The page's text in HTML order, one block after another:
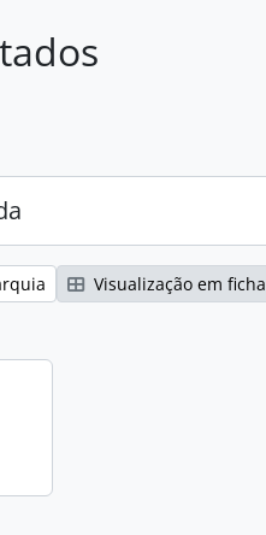
Visualização em ficha